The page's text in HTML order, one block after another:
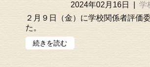
2024年02月16日
学
２月９日（金）に学校関係者評価
た。
続きを読む